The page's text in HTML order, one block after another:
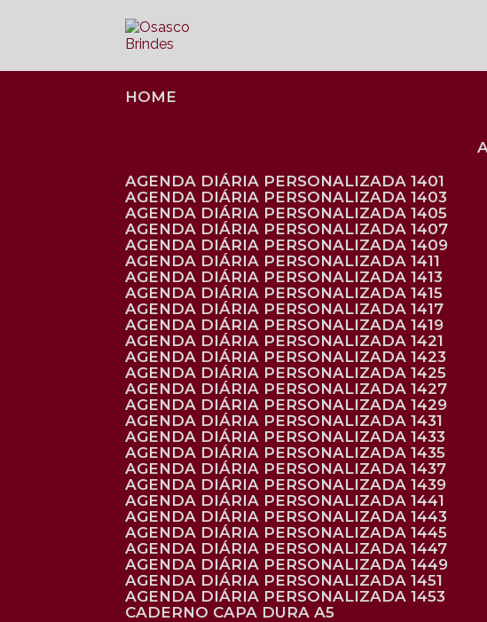
HOME
AGENDA DIÁRIA PERSONALIZADA 1401
AGENDA DIÁRIA PERSONALIZADA 1403
AGENDA DIÁRIA PERSONALIZADA 1405
AGENDA DIÁRIA PERSONALIZADA 1407
AGENDA DIÁRIA PERSONALIZADA 1409
AGENDA DIÁRIA PERSONALIZADA 1411
AGENDA DIÁRIA PERSONALIZADA 1413
AGENDA DIÁRIA PERSONALIZADA 1415
AGENDA DIÁRIA PERSONALIZADA 1417
AGENDA DIÁRIA PERSONALIZADA 1419
AGENDA DIÁRIA PERSONALIZADA 1421
AGENDA DIÁRIA PERSONALIZADA 1423
AGENDA DIÁRIA PERSONALIZADA 1425
AGENDA DIÁRIA PERSONALIZADA 1427
AGENDA DIÁRIA PERSONALIZADA 1429
AGENDA DIÁRIA PERSONALIZADA 1431
AGENDA DIÁRIA PERSONALIZADA 1433
AGENDA DIÁRIA PERSONALIZADA 1435
AGENDA DIÁRIA PERSONALIZADA 1437
AGENDA DIÁRIA PERSONALIZADA 1439
AGENDA DIÁRIA PERSONALIZADA 1441
AGENDA DIÁRIA PERSONALIZADA 1443
AGENDA DIÁRIA PERSONALIZADA 1445
AGENDA DIÁRIA PERSONALIZADA 1447
AGENDA DIÁRIA PERSONALIZADA 1449
AGENDA DIÁRIA PERSONALIZADA 1451
AGENDA DIÁRIA PERSONALIZADA 1453
CADERNO CAPA DURA A5